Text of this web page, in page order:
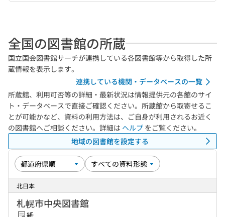
全国の図書館の所蔵
国立国会図書館サーチが連携している各図書館等から取得した所
蔵情報を表示します。
連携している機関・データベースの一覧
所蔵館、利用可否等の詳細・最新状況は情報提供元の各館のサイ
ト・データベースで直接ご確認ください。所蔵館から取寄せるこ
とが可能かなど、資料の利用方法は、ご自身が利用されるお近く
の図書館へご相談ください。詳細は ヘルプ をご覧ください。
地域の図書館を設定する
北日本
札幌市中央図書館
紙